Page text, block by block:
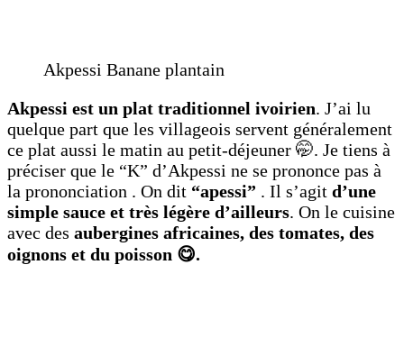
Akpessi Banane plantain
Akpessi est un plat traditionnel ivoirien. J’ai lu
quelque part que les villageois servent généralement
ce plat aussi le matin au petit-déjeuner 🤭. Je tiens à
préciser que le “K” d’Akpessi ne se prononce pas à
la prononciation . On dit “apessi” . Il s’agit d’une
simple sauce et très légère d’ailleurs. On le cuisine
avec des aubergines africaines, des tomates, des
oignons et du poisson 😋.